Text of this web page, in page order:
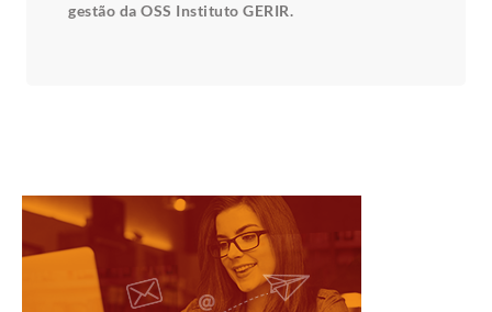
gestão da OSS Instituto GERIR.